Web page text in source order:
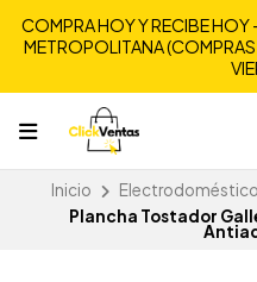
COMPRA HOY Y RECIBE HOY
METROPOLITANA
Inicio
Plancha Tostador